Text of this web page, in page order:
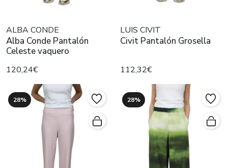
ALBA CONDE
Alba Conde Pantalón
Celeste vaquero
120,24€
LUIS CIVIT
Civit Pantalón Grosella
112,32€
28% 28%